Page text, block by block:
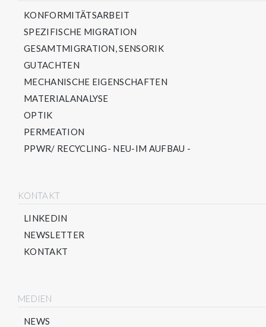
KONFORMITÄTSARBEIT
SPEZIFISCHE MIGRATION
GESAMTMIGRATION, SENSORIK
GUTACHTEN
MECHANISCHE EIGENSCHAFTEN
MATERIALANALYSE
OPTIK
PERMEATION
PPWR/ RECYCLING- NEU-IM AUFBAU -
KONTAKT
LINKEDIN
NEWSLETTER
KONTAKT
MEDIEN
NEWS